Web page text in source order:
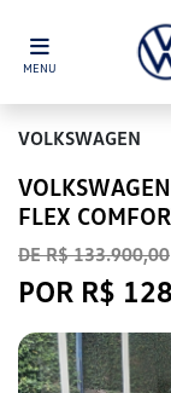
MENU
VOLKSWAGEN
FLEX
DE R$ 133.900,00
POR R$